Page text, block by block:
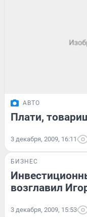
АВТО
Плати,
3 декабря, 2009, 16:11
БИЗНЕС
возглавил
3 декабря, 2009, 15:53